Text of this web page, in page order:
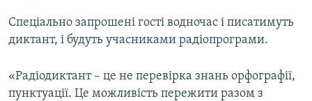
Спеціально запрошені гості водночас і писатимуть
диктант, і будуть учасниками радіопрограми.
«Радіодиктант – це не перевірка знань орфографії,
пунктуації. Це можливість пережити разом з